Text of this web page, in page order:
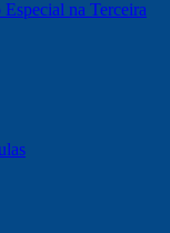
na Terceira